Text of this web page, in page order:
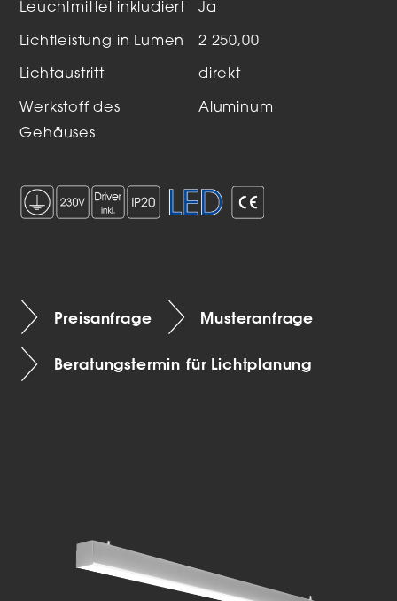
Leuchtmittel inkludiert Ja
Lichtleistung in Lumen 2 250,00
Lichtaustritt direkt
Werkstoff des
Gehäuses
Aluminum
Preisanfrage Musteranfrage
Beratungstermin für Lichtplanung